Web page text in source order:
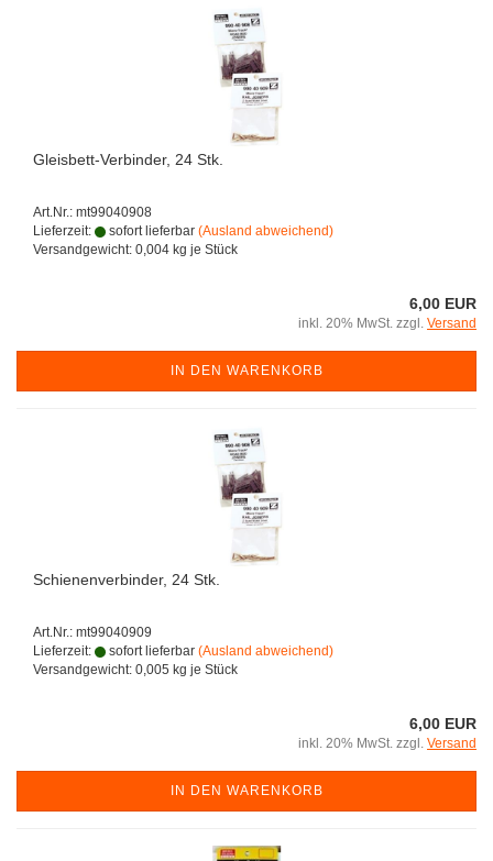
Gleisbett-Verbinder, 24 Stk.
Art.Nr.: mt99040908
Lieferzeit:
sofort lieferbar (Ausland abweichend)
Versandgewicht: 0,004 kg je Stück
6,00 EUR
inkl. 20% MwSt. zzgl. Versand
IN DEN WARENKORB
Schienenverbinder, 24 Stk.
Art.Nr.: mt99040909
Lieferzeit:
sofort lieferbar (Ausland abweichend)
Versandgewicht: 0,005 kg je Stück
6,00 EUR
inkl. 20% MwSt. zzgl. Versand
IN DEN WARENKORB